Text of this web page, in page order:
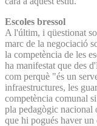
Escoles bressol
A l'últim, i qüestionat
marc de la negociació
la competència de les
ha manifestat que des
com perquè "és un
infraestructures, les
competència comunal
pla pedagògic nacional
que hi pogués haver